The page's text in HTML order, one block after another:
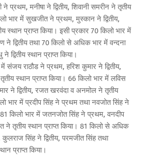
प्रथम, मनीषा ने द्वितीय, शिवानी समरीन ने तृतीय
भार में सुखजीत ने प्रथम, मुस्कान ने द्वितीय,
स्थान प्राप्त किया। इसी प्रकार 70 किलो भार में
द्वितीय तथा 70 किलो से अधिक भार में वन्दना
द्वितीय स्थान प्राप्त किया।
में संजय राठौड ने प्रथम, हरिश कुमार ने द्वितीय,
स्थान प्राप्त किया। 66 किलो भार में लविस
ने द्वितीय, रजत खरवंदा व अनमोल ने तृतीय
भार में प्रदीप सिंह ने प्रथम तथा नवजोत सिंह ने
81 किलो भार में जतनजोत सिंह ने प्रथम, वनदीप
ने तृतीय स्थान प्राप्त किया। 81 किलो से अधिक
सिंह ने द्वितीय, परमजीत सिंह तथा
प्राप्त किया।